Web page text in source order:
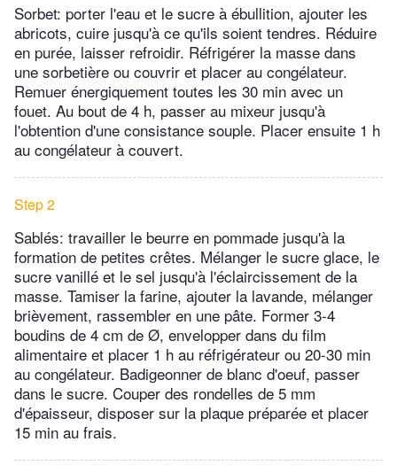
Sorbet: porter l'eau et le sucre à ébullition, ajouter les
abricots, cuire jusqu'à ce qu'ils soient tendres. Réduire
en purée, laisser refroidir. Réfrigérer la masse dans
une sorbetière ou couvrir et placer au congélateur.
Remuer énergiquement toutes les 30 min avec un
fouet. Au bout de 4 h, passer au mixeur jusqu'à
l'obtention d'une consistance souple. Placer ensuite 1 h
au congélateur à couvert.
Step 2
Sablés: travailler le beurre en pommade jusqu'à la
formation de petites crêtes. Mélanger le sucre glace, le
sucre vanillé et le sel jusqu'à l'éclaircissement de la
masse. Tamiser la farine, ajouter la lavande, mélanger
brièvement, rassembler en une pâte. Former 3-4
boudins de 4 cm de Ø, envelopper dans du film
alimentaire et placer 1 h au réfrigérateur ou 20-30 min
au congélateur. Badigeonner de blanc d'oeuf, passer
dans le sucre. Couper des rondelles de 5 mm
d'épaisseur, disposer sur la plaque préparée et placer
15 min au frais.